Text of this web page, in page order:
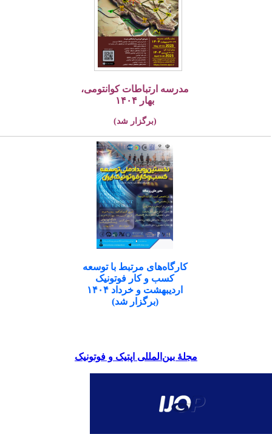
مدرسه ارتباطات کوانتومی،
بهار ۱۴۰۴
(برگزار شد)
کارگاه‌های مرتبط با توسعه
کسب و کار فوتونیک
اردیبهشت و خرداد ۱۴۰۴
(برگزار شد)
مجلۀ بین‌المللی اپتیک و فوتونیک